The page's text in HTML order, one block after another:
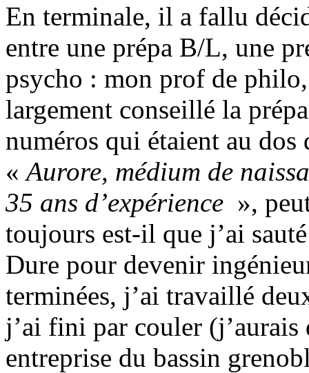
En terminale, il a fallu
entre une prépa B/L, une
psycho : mon prof de philo,
largement conseillé la
numéros qui étaient au
«Aurore, médium de
35 ans d’expérience »,
toujours est-il que j’ai
Dure pour devenir
terminées, j’ai travaillé
j’ai fini par couler (j’aurais
entreprise du bassin